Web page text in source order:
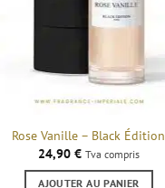
Rose Vanille – Black Édition
24,90 € Tva compris
AJOUTER AU PANIER